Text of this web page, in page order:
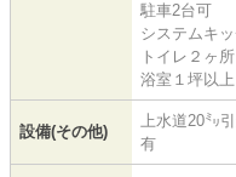
駐車2台可
システムキ
トイレ２ヶ所
浴室１坪以上
設備(その他)
上水道20㍉
有